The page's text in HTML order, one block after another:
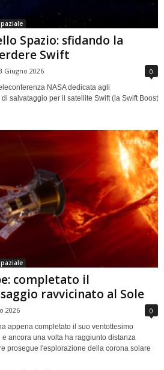
Spazio: sfidando la
Swift
Giugno 2026 0
NASA dedicata agli
salvataggio per il satellite Swift (la Swift Boost
completato il
ravvicinato al Sole
2026 0
appena completato il suo ventottesimo
ancora una volta ha raggiunto distanza
prosegue l'esplorazione della corona solare